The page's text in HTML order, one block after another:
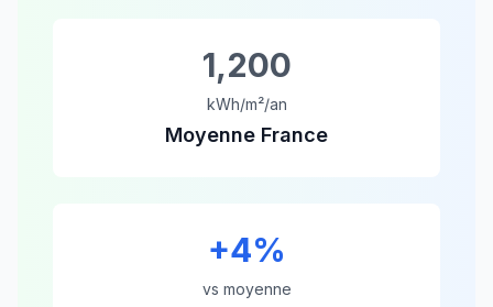
1,200
kWh/m²/an
Moyenne France
+4%
vs moyenne